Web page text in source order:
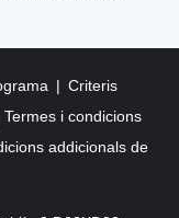
Criteris
Termes i condicions
addicionals de